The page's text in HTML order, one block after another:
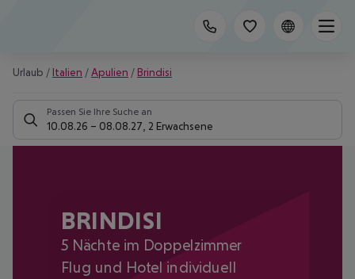
Urlaub / Italien /Apulien / Brindisi
Passen Sie Ihre Suche an
10.08.26 – 08.08.27 2 Erwachsene
BRINDISI
5 Nächte im Doppelzimmer
Flug und Hotel individuell